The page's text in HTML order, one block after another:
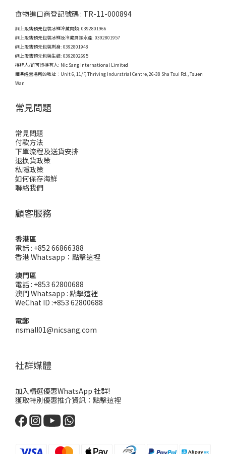
食物進口商登記號碼 : TR-11-000894
網上販售預先包裝冰鮮冷藏肉類: 0392801966
網上販售預先包裝冰鮮及冷藏貝類水產: 0392801957
網上販售預先包裝刺身: 0392801948
網上販售預先包裝生蠔: 0392802695
持牌人/許可證持有人: Nic Sang International Limited
獲準經營場所的地址： Unit 6, 11/F, Thriving Indurstrial Centre, 26-38 Sha Tsui Rd., Tsuen
Wan
常見問題
常見問題
付款方法
下單流程及送貨安排
退換貨政策
私隱政策
如何保存海鮮
聯絡我們
顧客服務
香港區
電話 : +852 66866388
香港 Whatsapp： 點擊這裡
澳門區
電話 : +853 62800688
澳門 Whatsapp : 點擊這裡
WeChat ID :+853 62800688
電郵
nsmall01@nicsang.com
社群媒體
加入精選優惠WhatsApp 社群!
獲取特別優惠推介資訊： 點擊這裡